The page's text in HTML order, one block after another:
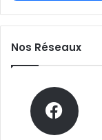
Nos Réseaux